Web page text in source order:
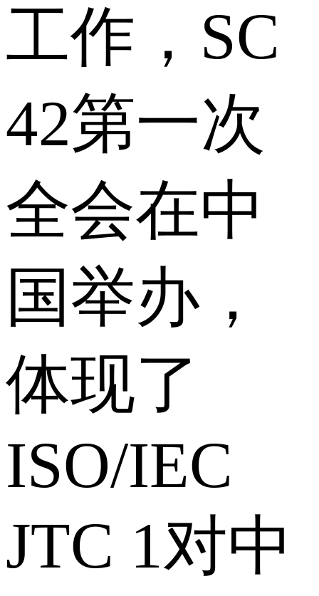
工作，SC
42第一次
全会在中
国举办，
体现了
ISO/IEC
JTC 1对中